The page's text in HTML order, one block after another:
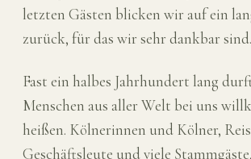
letzten Gästen blicken wir auf ein
zurück, für das wir sehr dankbar sind.
Fast ein halbes Jahrhundert lang
Menschen aus aller Welt bei uns
heißen. Kölnerinnen und Kölner,
Geschäftsleute und viele